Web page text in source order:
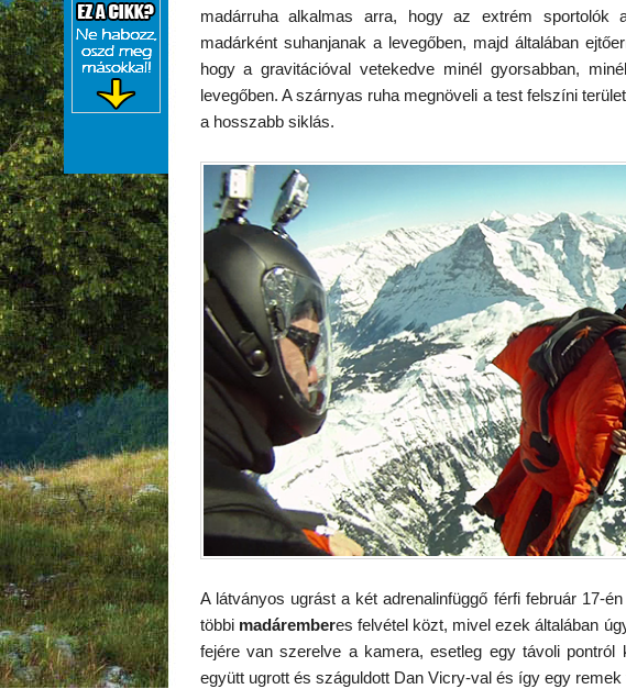
madárruha alkalmas arra, hogy az extrém sportolók
madárként suhanjanak a levegőben, majd általában
hogy a gravitációval vetekedve minél gyorsabban,
levegőben. A szárnyas ruha megnöveli a test felszíni
a hosszabb siklás.
A látványos ugrást a két adrenalinfüggő férfi február 17-
többi madáremberes felvétel közt, mivel ezek általában
fejére van szerelve a kamera, esetleg egy távoli
együtt ugrott és száguldott Dan Vicry-val és így egy